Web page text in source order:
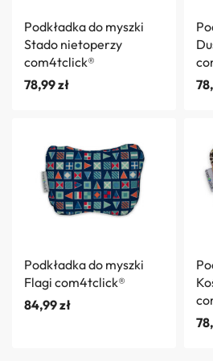
Podkładka do myszki
Stado nietoperzy
com4tclick®
78,99zł
Podkładka do myszki
Flagi com4tclick®
84,99zł